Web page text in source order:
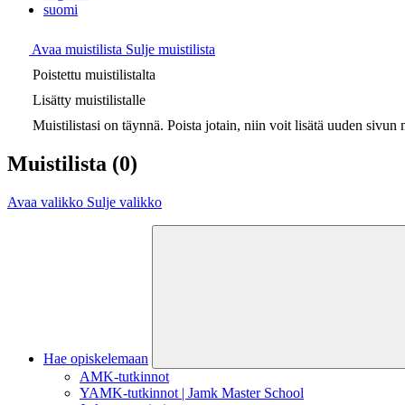
suomi
Avaa muistilista Sulje muistilista
Poistettu muistilistalta
Lisätty muistilistalle
Muistilistasi on täynnä. Poista jotain, niin voit lisätä uuden sivun
Muistilista (0)
Avaa valikko Sulje valikko
Hae opiskelemaan
AMK-tutkinnot
YAMK-tutkinnot | Jamk Master School